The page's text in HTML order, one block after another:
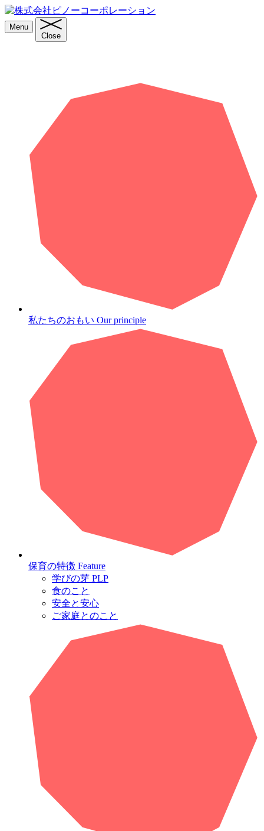
Menu
Close
私たちのおもい Our principle
保育の特徴 Feature
学びの芽 PLP
食のこと
安全と安心
ご家庭とのこと